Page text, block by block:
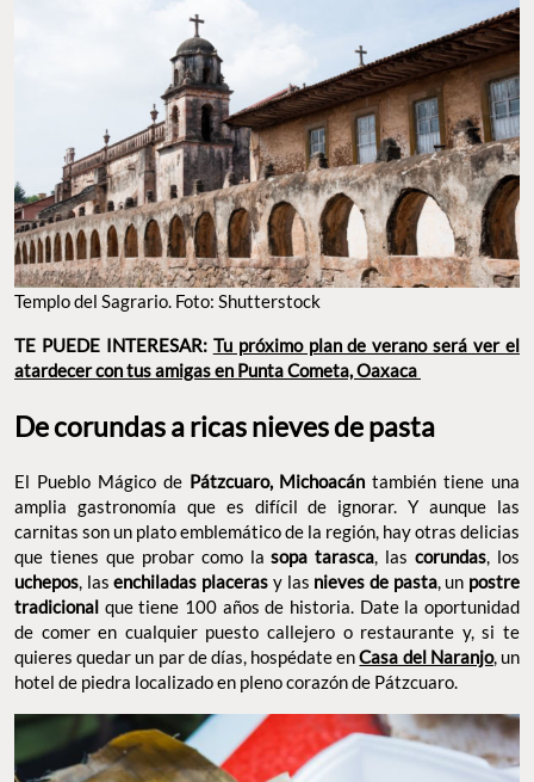
Templo del Sagrario. Foto: Shutterstock
TE PUEDE INTERESAR: Tu próximo plan de verano será ver el
atardecer con tus amigas en Punta Cometa, Oaxaca
De corundas a ricas nieves de pasta
El Pueblo Mágico de Pátzcuaro, Michoacán también tiene una
amplia gastronomía que es difícil de ignorar. Y aunque las
carnitas son un plato emblemático de la región, hay otras delicias
que tienes que probar como lasopa tarasca, las corundas, los
uchepos, lasenchiladas placeras y las nieves de pasta, un postre
tradicional que tiene 100 años de historia. Date la oportunidad
de comer en cualquier puesto callejero o restaurante y, si te
quieres quedar un par de días, hospédate enCasa del Naranjo, un
hotel de piedra localizado en pleno corazón de Pátzcuaro.